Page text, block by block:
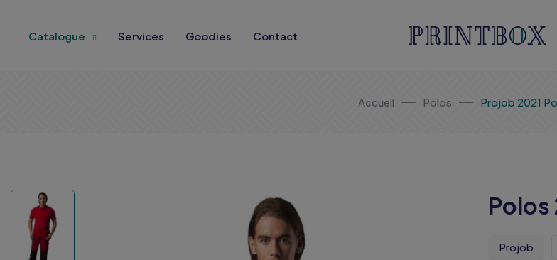
Catalogue Services Goodies Contact
Accueil Polos Projob 2021
Polos
Projob